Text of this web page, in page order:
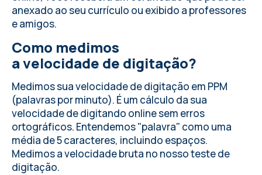
anexado ao seu currículo ou exibido a professores
e amigos.
Como medimos
a velocidade de digitação?
Medimos sua velocidade de digitação em PPM
(palavras por minuto). É um cálculo da sua
velocidade de digitando online sem erros
ortográficos. Entendemos "palavra" como uma
média de 5 caracteres, incluindo espaços.
Medimos a velocidade bruta no nosso teste de
digitação.